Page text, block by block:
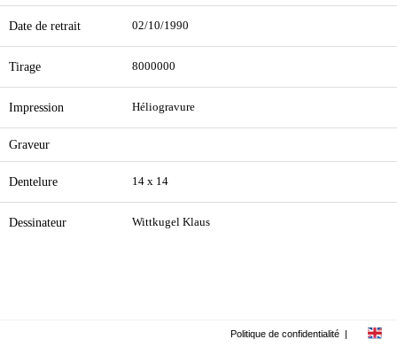
Date de retrait 02/10/1990
Tirage 8000000
Impression Héliogravure
Graveur
Dentelure 14 x 14
Dessinateur Wittkugel Klaus
Politique de confidentialité |